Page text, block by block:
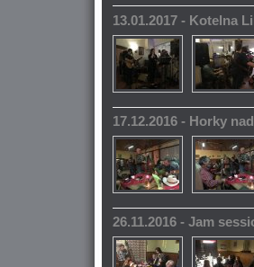
13.01.2017 - Kotelna
17.12.2016 - Horky
26.11.2016 - Jam